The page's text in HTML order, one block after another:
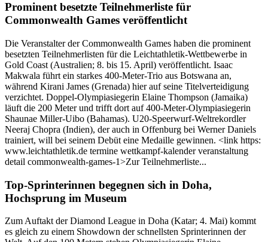
Prominent besetzte Teilnehmerliste für
Commonwealth Games veröffentlicht
Die Veranstalter der Commonwealth Games haben die prominent
besetzten Teilnehmerlisten für die Leichtathletik-Wettbewerbe in
Gold Coast (Australien; 8. bis 15. April) veröffentlicht. Isaac
Makwala führt ein starkes 400-Meter-Trio aus Botswana an,
während Kirani James (Grenada) hier auf seine Titelverteidigung
verzichtet. Doppel-Olympiasiegerin Elaine Thompson (Jamaika)
läuft die 200 Meter und trifft dort auf 400-Meter-Olympiasiegerin
Shaunae Miller-Uibo (Bahamas). U20-Speerwurf-Weltrekordler
Neeraj Chopra (Indien), der auch in Offenburg bei Werner Daniels
trainiert, will bei seinem Debüt eine Medaille gewinnen. <link https:
www.leichtathletik.de termine wettkampf-kalender veranstaltung
detail commonwealth-games-1>Zur Teilnehmerliste...
Top-Sprinterinnen begegnen sich in Doha,
Hochsprung im Museum
Zum Auftakt der Diamond League in Doha (Katar; 4. Mai) kommt
es gleich zu einem Showdown der schnellsten Sprinterinnen der